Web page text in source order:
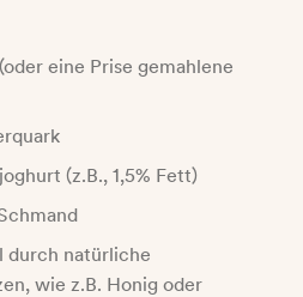
eine Prise gemahlene
(z.B., 1,5% Fett)
durch natürliche
wie z.B. Honig oder